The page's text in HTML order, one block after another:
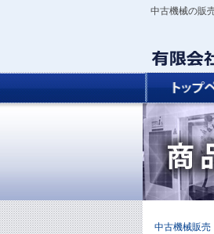
中古機械の販
中古機械販売